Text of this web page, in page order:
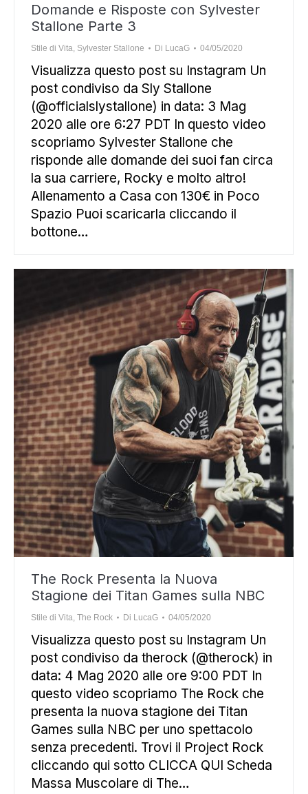
Domande e Risposte con Sylvester
Stallone Parte 3
Stile di Vita, Sylvester Stallone Di LucaG 04/05/2020
Visualizza questo post su Instagram Un
post condiviso da Sly Stallone
(@officialslystallone) in data: 3 Mag
2020 alle ore 6:27 PDT In questo video
scopriamo Sylvester Stallone che
risponde alle domande dei suoi fan circa
la sua carriere, Rocky e molto altro!
Allenamento a Casa con 130€ in Poco
Spazio Puoi scaricarla cliccando il
bottone…
The Rock Presenta la Nuova
Stagione dei Titan Games sulla NBC
Stile di Vita, The Rock Di LucaG 04/05/2020
Visualizza questo post su Instagram Un
post condiviso da therock (@therock) in
data: 4 Mag 2020 alle ore 9:00 PDT In
questo video scopriamo The Rock che
presenta la nuova stagione dei Titan
Games sulla NBC per uno spettacolo
senza precedenti. Trovi il Project Rock
cliccando qui sotto CLICCA QUI Scheda
Massa Muscolare di The…